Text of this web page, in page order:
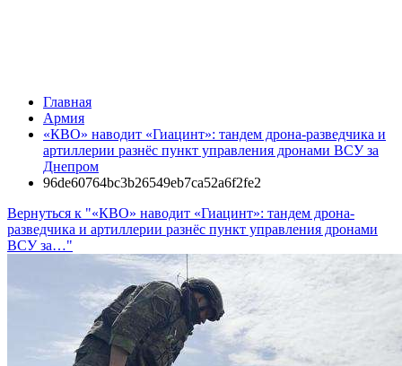
Главная
Армия
«КВО» наводит «Гиацинт»: тандем дрона-разведчика и
артиллерии разнёс пункт управления дронами ВСУ за
Днепром
96de60764bc3b26549eb7ca52a6f2fe2
Вернуться к "«КВО» наводит «Гиацинт»: тандем дрона-
разведчика и артиллерии разнёс пункт управления дронами
ВСУ за…"